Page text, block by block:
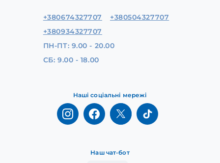
Наш чат-бот
Наші соціальні мережі
+380674327707
+380504327707
+380934327707
ПН-ПТ: 9.00 - 20.00
СБ: 9.00 - 18.00